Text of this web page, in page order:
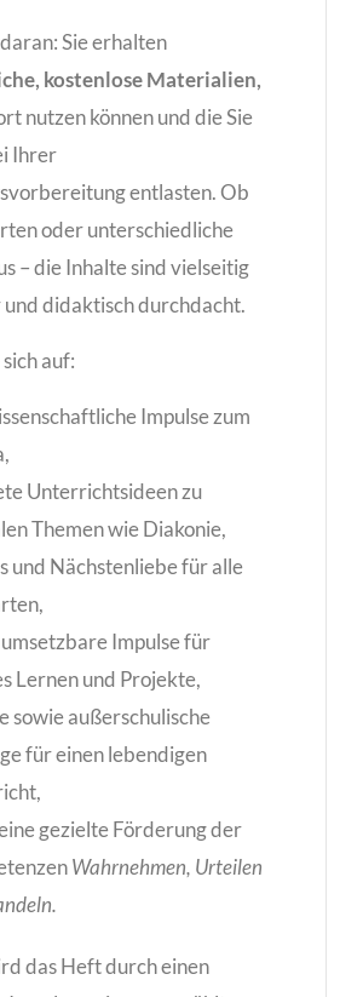
Sie erhalten
kostenlose Materialien,
nutzen können und die Sie
Ihrer
entlasten. Ob
oder unterschiedliche
– die Inhalte sind vielseitig
didaktisch durchdacht.
auf:
Impulse zum
Unterrichtsideen zu
Themen wie Diakonie,
und Nächstenliebe für alle
Impulse für
Lernen und Projekte,
sowie außerschulische
für einen lebendigen
gezielte Förderung der
Wahrnehmen, Urteilen
das Heft durch einen